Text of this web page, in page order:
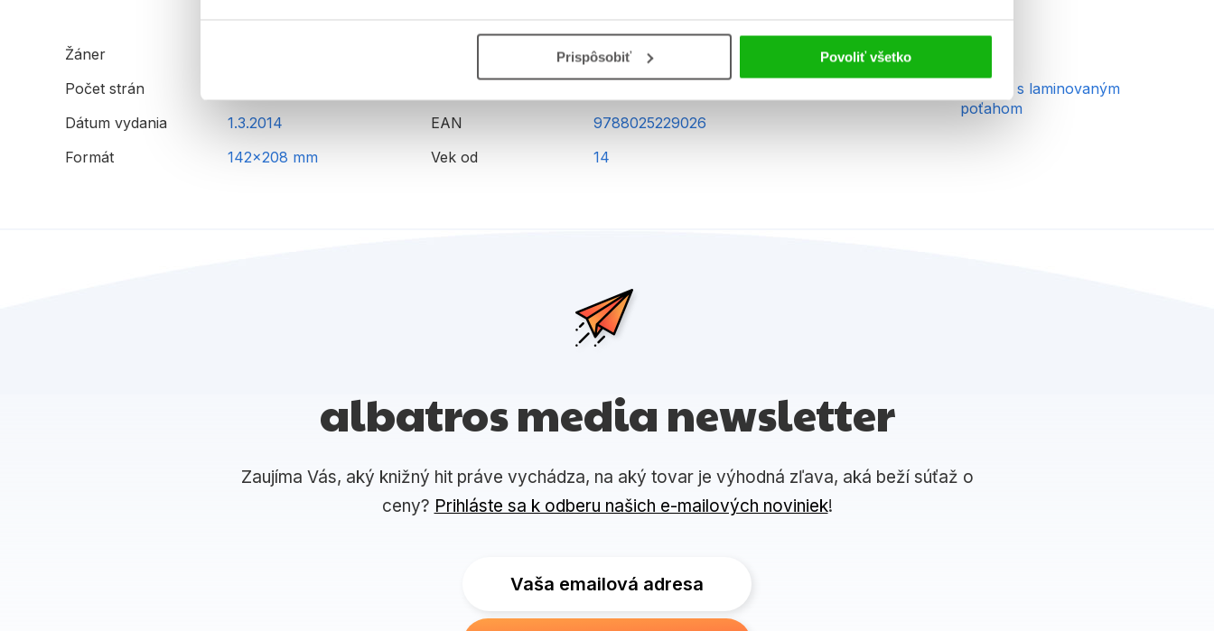
Prispôsobiť Povoliť všetko
Žáner
Počet strán
Dátum vydania
1.3.2014
Formát
142x208 mm
0,398 kg
EAN
9788025229026
Vek od
14
Typ
viazaná s laminovaným
poťahom
albatros media newsletter
Zaujíma Vás, aký knižný hit práve vychádza, na aký tovar je výhodná zľava, aká beží súťaž o
ceny? Prihláste sa k odberu našich e-mailových noviniek!
Vaša emailová adresa